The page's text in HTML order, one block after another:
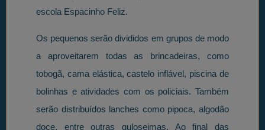
escola Espacinho Feliz.
Os pequenos serão divididos em grupos de modo
a aproveitarem todas as brincadeiras, como
tobogã, cama elástica, castelo inflável, piscina de
bolinhas e atividades com os policiais. Também
serão distribuídos lanches como pipoca, algodão
doce, entre outras guloseimas. Ao final das